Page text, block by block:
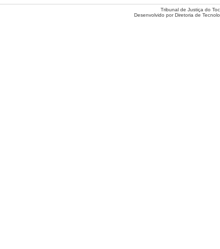
Tribunal de Justiça do
Desenvolvido por Diretoria de